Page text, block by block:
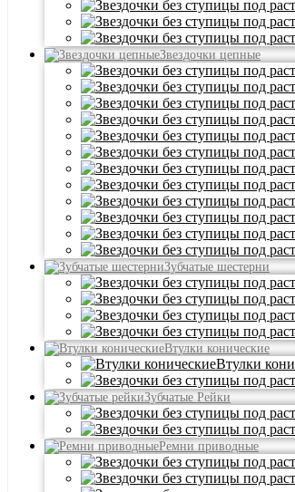
Звездочки цепные
Зубчатые шестерни
Втулки конические
Втулки
Зубчатые Рейки
Ремни приводные